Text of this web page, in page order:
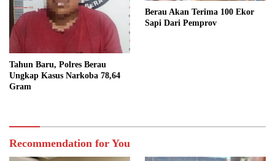
Tahun Baru, Polres Berau
Ungkap Kasus Narkoba 78,64
Gram
Berau Akan Terima 100 Ekor
Sapi Dari Pemprov
Recommendation for You